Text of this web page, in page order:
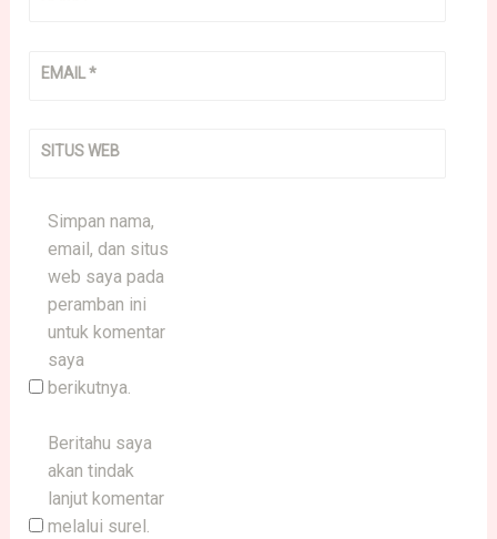
EMAIL*
SITUS WEB
Simpan nama,
email, dan situs
web saya pada
peramban ini
untuk komentar
saya
berikutnya.
Beritahu saya
akan tindak
lanjut komentar
melalui surel.